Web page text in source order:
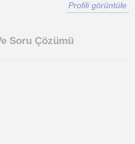
Profili görüntüle
Soru Çözümü